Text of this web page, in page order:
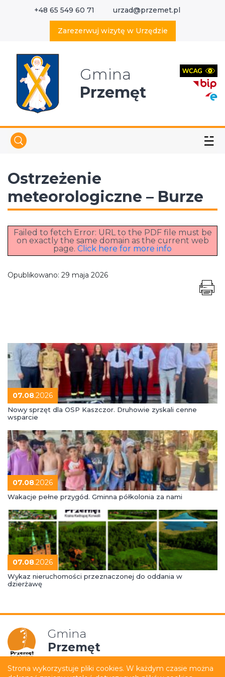
+48 65 549 60 71 urzad@przemet.pl
Zarezerwuj wizytę w Urzędzie
Gmina
Przemęt
☱
Ostrzeżenie
meteorologiczne – Burze
Failed to fetch Error: URL to the PDF file must be
on exactly the same domain as the current web
page. Click here for more info
Opublikowano: 29 maja 2026
07.08.2026
Nowy sprzęt dla OSP Kaszczor. Druhowie zyskali cenne
wsparcie
07.08.2026
Wakacje pełne przygód. Gminna półkolonia za nami
07.08.2026
Wykaz nieruchomości przeznaczonej do oddania w
dzierżawę
Gmina
Przemęt
Wyszukaj w serwisie
Strona wykorzystuje pliki cookies. W każdym czasie można